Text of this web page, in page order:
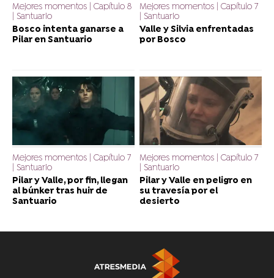
Mejores momentos | Capítulo 8
| Santuario
Bosco intenta ganarse a
Pilar en Santuario
Mejores momentos | Capítulo 7
| Santuario
Valle y Silvia enfrentadas
por Bosco
Mejores momentos | Capítulo 7
| Santuario
Pilar y Valle, por fin, llegan
al búnker tras huir de
Santuario
Mejores momentos | Capítulo 7
| Santuario
Pilar y Valle en peligro en
su travesía por el
desierto